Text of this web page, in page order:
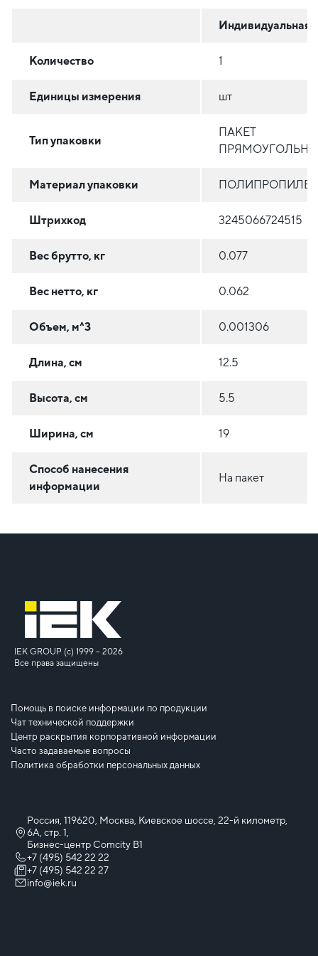
Индивидуальная
Количество 1
Единицы измерения шт
Тип упаковки
ПАКЕТ
Материал упаковки
Штрихкод 3245066724515
Вес брутто, кг 0.077
Вес нетто, кг 0.062
Объем, м^3 0.001306
Длина, см 12.5
Высота, см 5.5
Ширина, см 19
Способ нанесения
информации
На пакет
IEK GROUP (c) 1999 – 2026
Все права защищены
Помощь в поиске информации по продукции
Чат технической поддержки
Центр раскрытия корпоративной информации
Часто задаваемые вопросы
Политика обработки персональных данных
Россия, 119620, Москва, Киевское шоссе, 22-й километр,
6А, стр. 1,
Бизнес-центр Comcity B1
+7 (495) 542 22 22
+7 (495) 542 22 27
info@iek.ru